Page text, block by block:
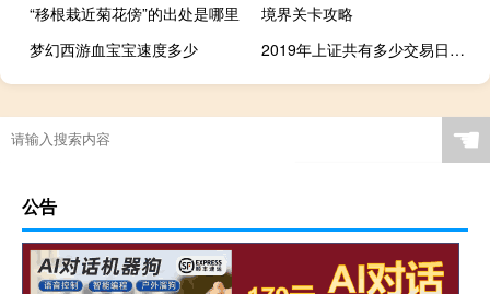
“移根栽近菊花傍”的出处是哪里
境界关卡攻略
梦幻西游血宝宝速度多少
2019年上证共有多少交易日（2021年上证休市时间是什么时候）
☚
公告